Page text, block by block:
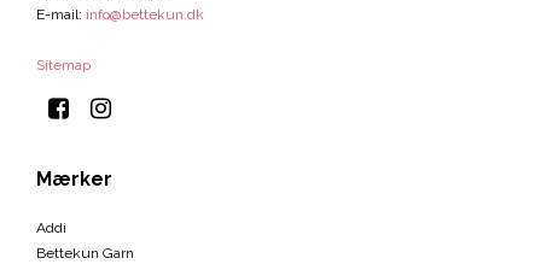
E-mail: info@bettekun.dk
Sitemap
Mærker
Addi
Bettekun Garn